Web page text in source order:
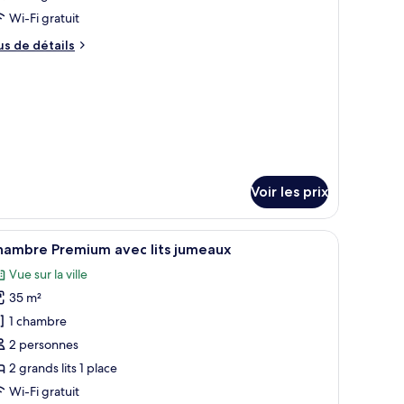
Wi-Fi gratuit
de détails
Voir les prix
télévision, une armoire et un tableau encadré au mur.
Une chambre d’hôtel avec deux lits, un
11 Premium avec lits jumeaux
Vue sur la ville
35 m²
1 chambre
2 personnes
2 grands lits 1 place
Wi-Fi gratuit